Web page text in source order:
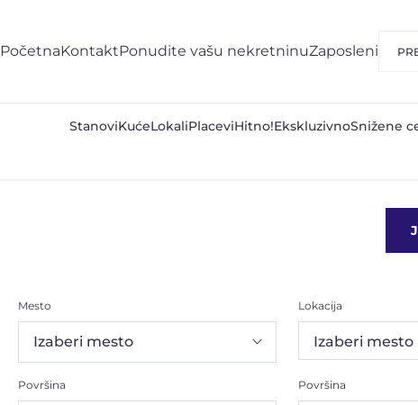
PočetnaKontaktPonudite vašu nekretninuZaposleni
StanoviKućeLokaliPlaceviHitno!EkskluzivnoSnižene
Mesto Lokacija
Izaberi mesto
Površina Površina